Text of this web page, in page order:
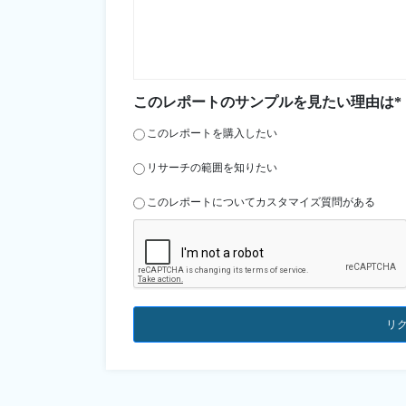
このレポートのサンプルを見たい理由は*
このレポートを購入したい
リサーチの範囲を知りたい
このレポートについてカスタマイズ質問がある
リ